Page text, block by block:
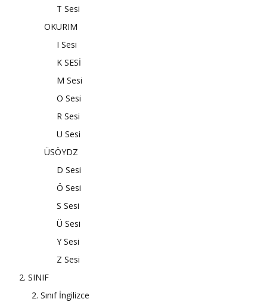
T Sesi
OKURIM
I Sesi
K SESİ
M Sesi
O Sesi
R Sesi
U Sesi
ÜSÖYDZ
D Sesi
Ö Sesi
S Sesi
Ü Sesi
Y Sesi
Z Sesi
2. SINIF
2. Sınıf İngilizce